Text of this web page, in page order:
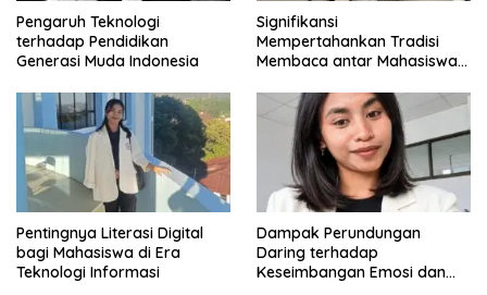
Pengaruh Teknologi
terhadap Pendidikan
Generasi Muda Indonesia
Signifikansi
Mempertahankan Tradisi
Membaca antar Mahasiswa
Pentingnya Literasi Digital
bagi Mahasiswa di Era
Teknologi Informasi
Dampak Perundungan
Daring terhadap
Keseimbangan Emosi dan